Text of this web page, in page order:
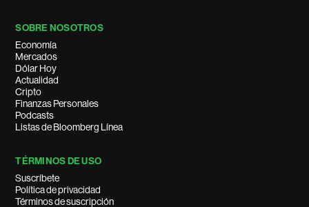
SOBRE NOSOTROS
Economía
Mercados
Dólar Hoy
Actualidad
Cripto
Finanzas Personales
Podcasts
Listas de Bloomberg Línea
TÉRMINOS DE USO
Suscríbete
Política de privacidad
Términos de suscripción